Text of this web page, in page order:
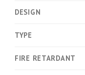
DESIGN
TYPE
FIRE RETARDANT